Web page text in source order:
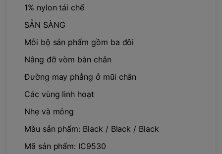
1% nylon tái chế
SẴN SÀNG
Mỗi bộ sản phẩm gồm ba đôi
Nâng đỡ vòm bàn chân
Đường may phẳng ở mũi chân
Các vùng linh hoạt
Nhẹ và mỏng
Màu sản phẩm: Black / Black / Black
Mã sản phẩm: IC9530